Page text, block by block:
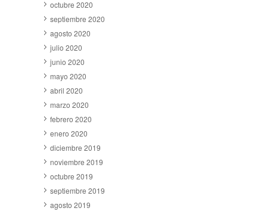
octubre 2020
septiembre 2020
agosto 2020
julio 2020
junio 2020
mayo 2020
abril 2020
marzo 2020
febrero 2020
enero 2020
diciembre 2019
noviembre 2019
octubre 2019
septiembre 2019
agosto 2019